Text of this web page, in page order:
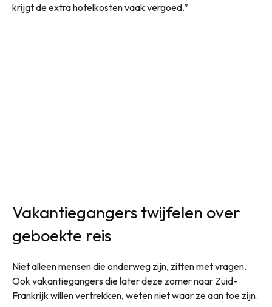
krijgt de extra hotelkosten vaak vergoed.”
Vakantiegangers twijfelen over
geboekte reis
Niet alleen mensen die onderweg zijn, zitten met vragen.
Ook vakantiegangers die later deze zomer naar Zuid-
Frankrijk willen vertrekken, weten niet waar ze aan toe zijn.